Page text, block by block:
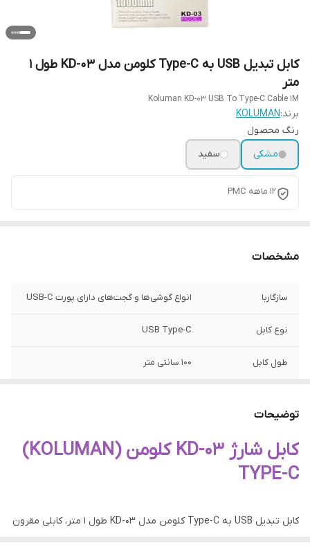
کابل تبدیل USB به Type-C کلومن مدل KD-03 طول 1
متر
Koluman KD-03 USB To Type-C Cable 1M
برند:KOLUMAN
رنگ محصول
مشکی
سفید
12 ماهه PMC
مشخصات
سازگاربا انواع گوشی‌ها و گجت‌های دارای پورت USB-C
نوع کابل USB Type-C
طول کابل ۱۰۰ سانتی متر
توضیحات
کابل شارژ KD-03 کلومن (KOLUMAN)
TYPE-C
کابل تبدیل USB به Type-C کلومن مدل KD-03 طول 1 متر، کابلی مقرون